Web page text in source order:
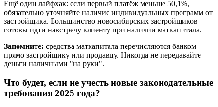
Ещё один лайфхак: если первый платёж меньше 50,1%,
обязательно уточняйте наличие индивидуальных программ от
застройщика. Большинство новосибирских застройщиков
готовы идти навстречу клиенту при наличии маткапитала.
Запомните: средства маткапитала перечисляются банком
прямо застройщику или продавцу. Никогда не передавайте
деньги наличными "на руки".
Что будет, если не учесть новые законодательные
требования 2025 года?